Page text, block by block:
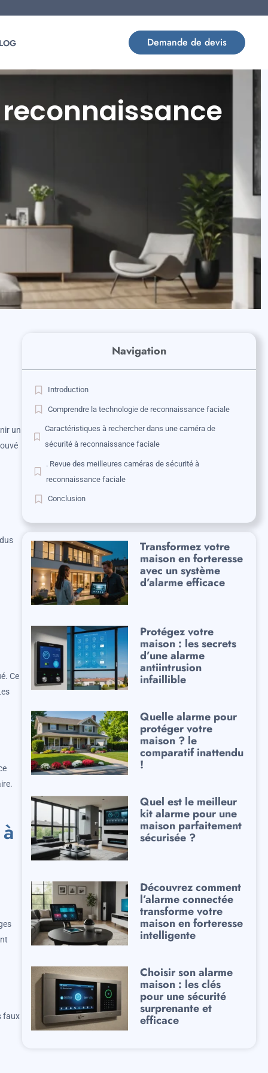
Demande de devis
un
Ce
faux
Navigation
Introduction
Comprendre la technologie de reconnaissance faciale
Caractéristiques à rechercher dans une caméra de
sécurité à reconnaissance faciale
. Revue des meilleures caméras de sécurité à
reconnaissance faciale
Conclusion
Transformez votre
maison en forteresse
avec un système
d’alarme efficace
Protégez votre
maison : les secrets
d’une alarme
antiintrusion
infaillible
Quelle alarme pour
protéger votre
maison ? le
comparatif inattendu
!
Quel est le meilleur
kit alarme pour une
maison parfaitement
sécurisée ?
Découvrez comment
l’alarme connectée
transforme votre
maison en forteresse
intelligente
Choisir son alarme
maison : les clés
pour une sécurité
surprenante et
efficace